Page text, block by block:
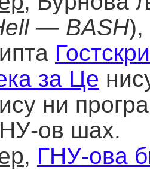
— BASH),
за Це
ни
ов шах.
, ГНУ-ова